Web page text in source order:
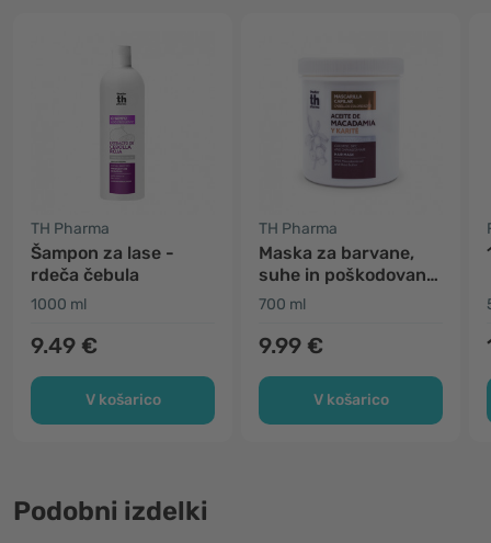
TH Pharma
Šampon za lase -
rdeča čebula
1000 ml
9.49 €
V košarico
TH Pharma
Maska za barvane,
suhe in poškodovane
lase
700 ml
9.99 €
V košarico
Podobni izdelki